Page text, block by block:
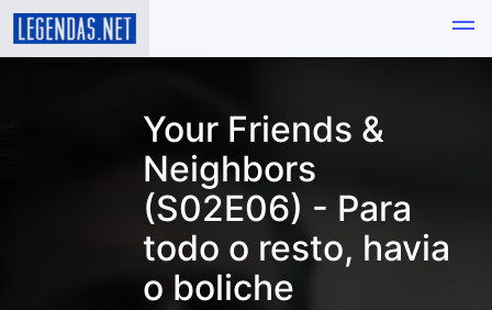
Your Friends &
Neighbors
(S02E06) - Para
todo o resto, havia
o boliche